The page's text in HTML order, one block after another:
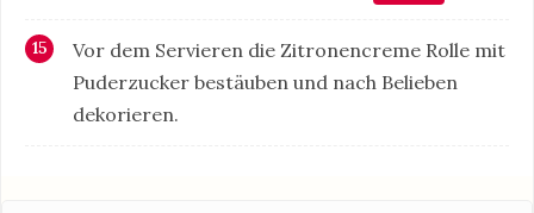
Vor dem Servieren die Zitronencreme Rolle mit
Puderzucker bestäuben und nach Belieben
dekorieren.